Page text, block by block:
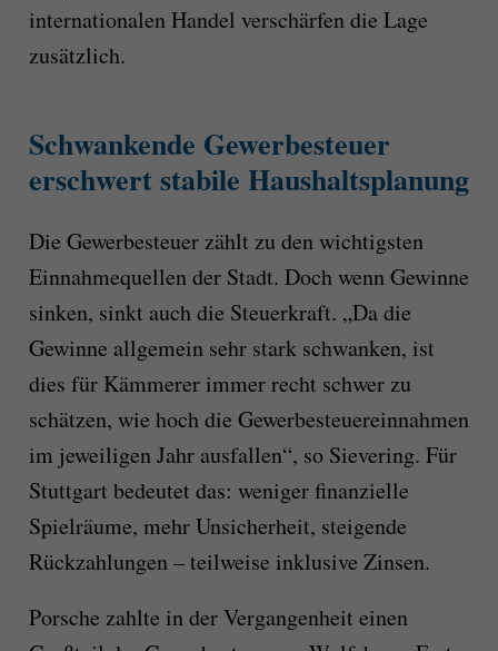
internationalen Handel verschärfen die Lage
zusätzlich.
Schwankende Gewerbesteuer
erschwert stabile Haushaltsplanung
Die Gewerbesteuer zählt zu den wichtigsten
Einnahmequellen der Stadt. Doch wenn Gewinne
sinken, sinkt auch die Steuerkraft. „Da die
Gewinne allgemein sehr stark schwanken, ist
dies für Kämmerer immer recht schwer zu
schätzen, wie hoch die Gewerbesteuereinnahmen
im jeweiligen Jahr ausfallen“, so Sievering. Für
Stuttgart bedeutet das: weniger finanzielle
Spielräume, mehr Unsicherheit, steigende
Rückzahlungen – teilweise inklusive Zinsen.
Porsche zahlte in der Vergangenheit einen